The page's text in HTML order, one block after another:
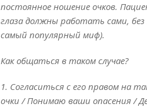
постоянное ношение очков.
глаза должны работать сами,
самый популярный миф).
Как общаться в таком случае?
1. Согласиться с его правом на
очки / Понимаю ваши опасения /